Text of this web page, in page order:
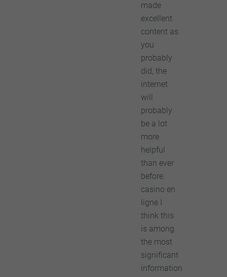
made
excellent
content as
you
probably
did, the
internet
will
probably
be a lot
more
helpful
than ever
before.
casino en
ligne I
think this
is among
the most
significant
information